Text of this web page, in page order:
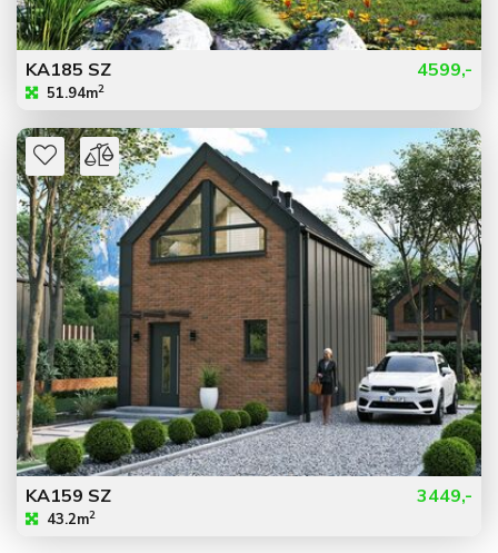
KA185 SZ
51.94m2
4599,-
KA159 SZ
43.2m2
3449,-